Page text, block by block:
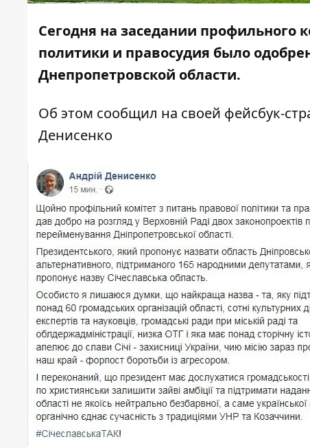
Сегодня на заседании профильного
политики и правосудия было
Днепропетровской области.
Об этом сообщил на своей фейсбук-
Денисенко